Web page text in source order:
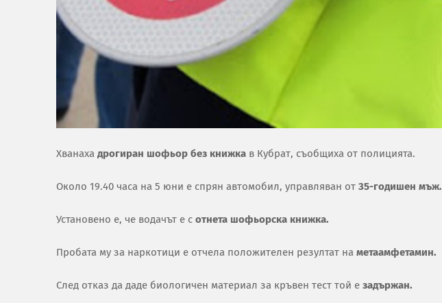
Хванаха дрогиран шофьор без книжка в Кубрат, съобщиха от полицията.
Около 19.40 часа на 5 юни е спрян автомобил, управляван от 35-годишен мъж.
Установено е, че водачът е с отнета шофьорска книжка.
Пробата му за наркотици е отчела положителен резултат на метаамфетамин.
След отказ да даде биологичен материал за кръвен тест той е задържан.